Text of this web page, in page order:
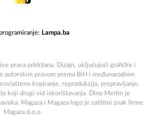
Lampa.ba
prava pridržana. Dizajn, uključujući grafičke i
autorskim pravom prema BiH i međunarodnim
kopiranje, reprodukcija, prepravljanje,
koji drugi vid iskorištavanja. Dino Merlin je
Magaza i Magaza logo je zaštitni znak firme
Magaza d.o.o.